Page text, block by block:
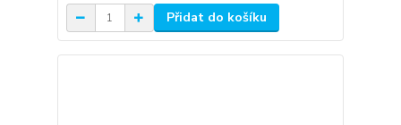
Přidat do košíku